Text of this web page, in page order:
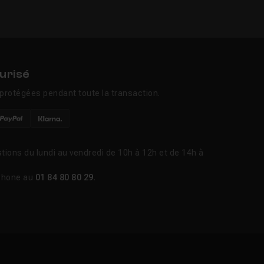
pendant toute la transaction.
du lundi au vendredi de 10h à 12h et de 14h à
au 01 84 80 80 29.